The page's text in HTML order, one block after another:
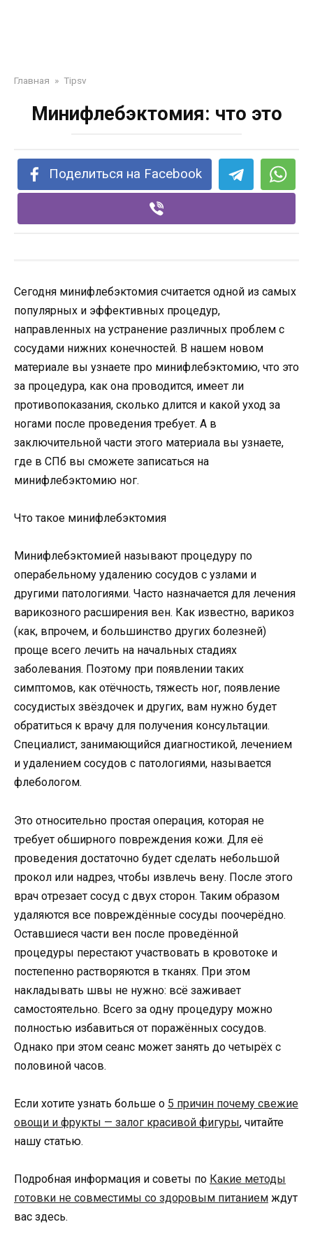
Главная » Tipsv
Минифлебэктомия: что это
Поделиться на Facebook
Сегодня минифлебэктомия считается одной из самых
популярных и эффективных процедур,
направленных на устранение различных проблем с
сосудами нижних конечностей. В нашем новом
материале вы узнаете про минифлебэктомию, что это
за процедура, как она проводится, имеет ли
противопоказания, сколько длится и какой уход за
ногами после проведения требует. А в
заключительной части этого материала вы узнаете,
где в СПб вы сможете записаться на
минифлебэктомию ног.
Что такое минифлебэктомия
Минифлебэктомией называют процедуру по
операбельному удалению сосудов с узлами и
другими патологиями. Часто назначается для лечения
варикозного расширения вен. Как известно, варикоз
(как, впрочем, и большинство других болезней)
проще всего лечить на начальных стадиях
заболевания. Поэтому при появлении таких
симптомов, как отёчность, тяжесть ног, появление
сосудистых звёздочек и других, вам нужно будет
обратиться к врачу для получения консультации.
Специалист, занимающийся диагностикой, лечением
и удалением сосудов с патологиями, называется
флебологом.
Это относительно простая операция, которая не
требует обширного повреждения кожи. Для её
проведения достаточно будет сделать небольшой
прокол или надрез, чтобы извлечь вену. После этого
врач отрезает сосуд с двух сторон. Таким образом
удаляются все повреждённые сосуды поочерёдно.
Оставшиеся части вен после проведённой
процедуры перестают участвовать в кровотоке и
постепенно растворяются в тканях. При этом
накладывать швы не нужно: всё заживает
самостоятельно. Всего за одну процедуру можно
полностью избавиться от поражённых сосудов.
Однако при этом сеанс может занять до четырёх с
половиной часов.
Если хотите узнать больше о 5 причин почему свежие
овощи и фрукты — залог красивой фигуры, читайте
нашу статью.
Подробная информация и советы по Какие методы
готовки не совместимы со здоровым питанием ждут
вас здесь.